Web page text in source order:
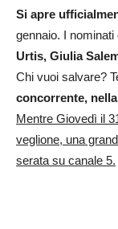
Si apre
gennaio. I
Urtis, Giulia
Chi vuoi salvare?
concorrente,
Mentre Giovedì il
veglione, una
serata su canale 5.